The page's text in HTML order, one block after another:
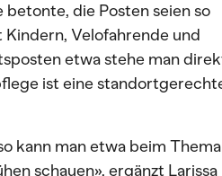
die Posten seien so
Kindern, Velofahrende und
etwa stehe man
ist eine
kann man etwa beim Thema
schauen», ergänzt Larissa